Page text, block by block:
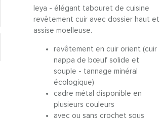
leya - élégant tabouret de cuisine
revêtement cuir avec dossier haut et
assise moelleuse.
revêtement en cuir orient (cuir
nappa de bœuf solide et
souple - tannage minéral
écologique)
cadre métal disponible en
plusieurs couleurs
avec ou sans crochet sous